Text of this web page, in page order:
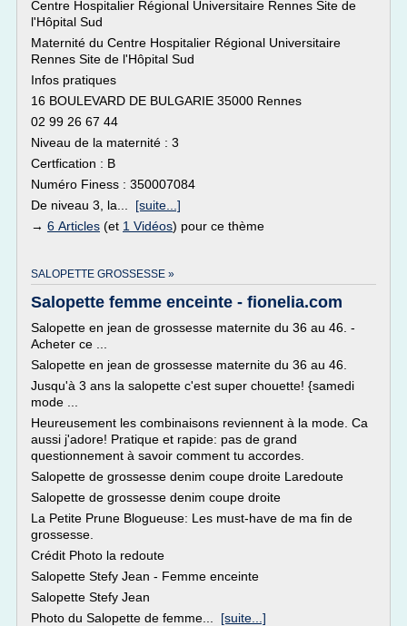
Centre Hospitalier Régional Universitaire Rennes Site de
l'Hôpital Sud
Maternité du Centre Hospitalier Régional Universitaire
Rennes Site de l'Hôpital Sud
Infos pratiques
16 BOULEVARD DE BULGARIE 35000 Rennes
02 99 26 67 44
Niveau de la maternité : 3
Certfication : B
Numéro Finess : 350007084
De niveau 3, la... [suite...]
→ 6 Articles (et 1 Vidéos) pour ce thème
SALOPETTE GROSSESSE »
Salopette femme enceinte - fionelia.com
Salopette en jean de grossesse maternite du 36 au 46. -
Acheter ce ...
Salopette en jean de grossesse maternite du 36 au 46.
Jusqu'à 3 ans la salopette c'est super chouette! {samedi
mode ...
Heureusement les combinaisons reviennent à la mode. Ca
aussi j'adore! Pratique et rapide: pas de grand
questionnement à savoir comment tu accordes.
Salopette de grossesse denim coupe droite Laredoute
Salopette de grossesse denim coupe droite
La Petite Prune Blogueuse: Les must-have de ma fin de
grossesse.
Crédit Photo la redoute
Salopette Stefy Jean - Femme enceinte
Salopette Stefy Jean
Photo du Salopette de femme... [suite...]